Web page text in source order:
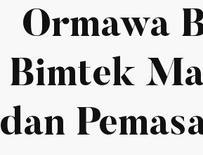
Ormawa
Bimtek
dan